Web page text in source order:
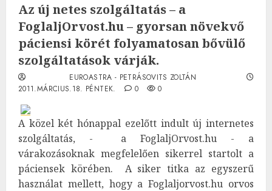
Az új netes szolgáltatás – a
FoglaljOrvost.hu – gyorsan növekvő
páciensi körét folyamatosan bővülő
szolgáltatások várják.
EUROASTRA - PETRÁSOVITS ZOLTÁN
2011.MÁRCIUS.18. PÉNTEK.
0 0
A közel két hónappal ezelőtt indult új internetes
szolgáltatás, - a FoglaljOrvost.hu - a
várakozásoknak megfelelően sikerrel startolt a
páciensek körében. A siker titka az egyszerű
használat mellett, hogy a Foglaljorvost.hu orvos